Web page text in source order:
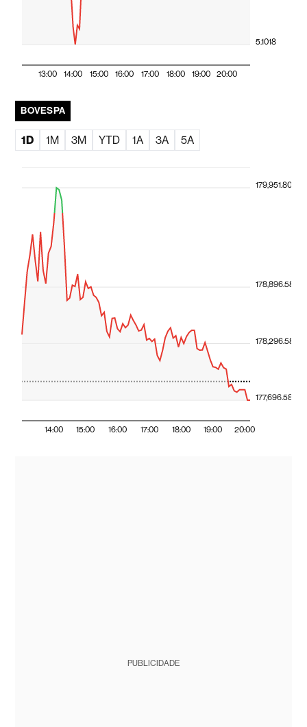
13:00 14:00 15:00 16:00 17:00 18:00 19:00 20:00
5.1018
BOVESPA
1D 1M 3M YTD 1A 3A 5A
14:00 15:00 16:00 17:00 18:00 19:00 20:00
177,696.58
178,296.58
178,896.58
179,951.80
PUBLICIDADE